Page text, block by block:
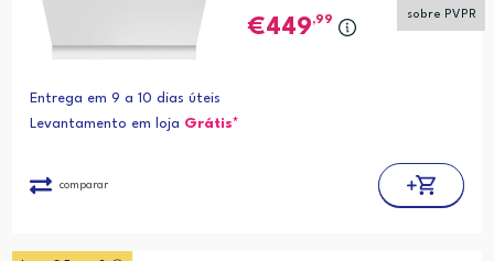
sobre PVPR
449,99
Entrega em 9 a 10 dias úteis
Levantamento em loja Grátis*
comparar